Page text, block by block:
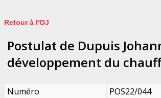
Retour à l'OJ
Postulat de Dupuis
développement du
Numéro
POS22/044